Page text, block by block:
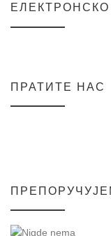
ПРАТИТЕ НАС